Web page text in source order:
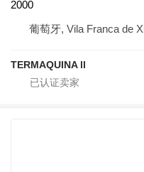
2000
葡萄牙, Vila Franca de
TERMAQUINA ll